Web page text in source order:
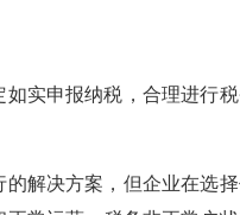
实申报纳税，合理进行
解决方案，但企业在选